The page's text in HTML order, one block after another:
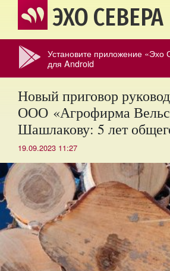
ЭХО СЕВЕРА
Установите приложение «Эхо
для Android
Новый приговор
ООО «Агрофирма
Шашлакову: 5 лет
19.09.2023 11:27